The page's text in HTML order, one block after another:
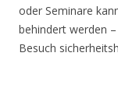
oder Seminare
behindert werden
Besuch